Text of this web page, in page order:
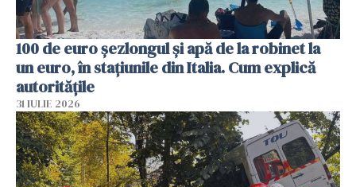
100 de euro șezlongul și apă de la robinet la
un euro, în stațiunile din Italia. Cum explică
autoritățile
31 IULIE 2026